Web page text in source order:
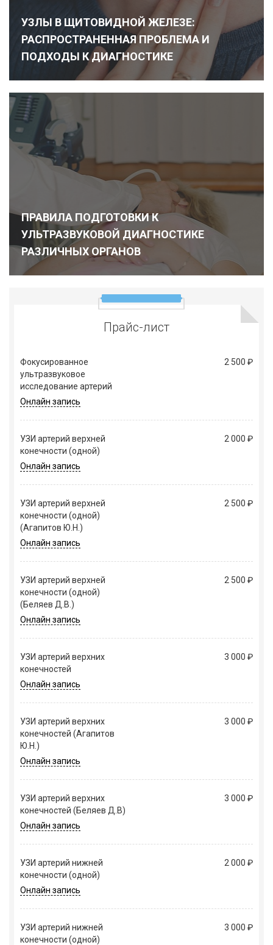
УЗЛЫ В ЩИТОВИДНОЙ ЖЕЛЕЗЕ:
РАСПРОСТРАНЕННАЯ ПРОБЛЕМА И
ПОДХОДЫ К ДИАГНОСТИКЕ
ПРАВИЛА ПОДГОТОВКИ К
УЛЬТРАЗВУКОВОЙ ДИАГНОСТИКЕ
РАЗЛИЧНЫХ ОРГАНОВ
Подробнее
Прайс-лист
Фокусированное
ультразвуковое
исследование артерий
2 500 ₽
Онлайн запись
УЗИ артерий верхней
конечности (одной)
2 000 ₽
Онлайн запись
УЗИ артерий верхней
конечности (одной)
(Агапитов Ю.Н.)
2 500 ₽
Онлайн запись
УЗИ артерий верхней
конечности (одной)
(Беляев Д.В.)
2 500 ₽
Онлайн запись
УЗИ артерий верхних
конечностей
3 000 ₽
Онлайн запись
УЗИ артерий верхних
конечностей (Агапитов
Ю.Н.)
3 000 ₽
Онлайн запись
УЗИ артерий верхних
конечностей (Беляев Д.В)
3 000 ₽
Онлайн запись
УЗИ артерий нижней
конечности (одной)
2 000 ₽
Онлайн запись
УЗИ артерий нижней
конечности (одной)
3 000 ₽